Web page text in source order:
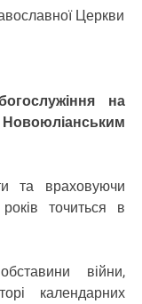
Церкви
на
та враховуючи
точиться в
війни,
календарних